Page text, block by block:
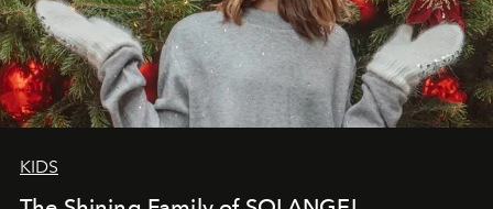
KIDS